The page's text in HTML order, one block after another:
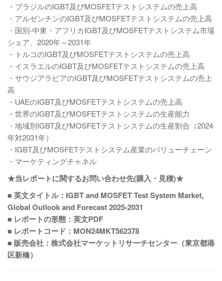
・ブラジルのIGBT及びMOSFETテストシステムの売上高
・アルゼンチンのIGBT及びMOSFETテストシステムの売上高
・国別-中東・アフリカIGBT及びMOSFETテストシステム市場
シェア、2020年～2031年
・トルコのIGBT及びMOSFETテストシステムの売上高
・イスラエルのIGBT及びMOSFETテストシステムの売上高
・サウジアラビアのIGBT及びMOSFETテストシステムの売上
高
・UAEのIGBT及びMOSFETテストシステムの売上高
・世界のIGBT及びMOSFETテストシステムの生産能力
・地域別IGBT及びMOSFETテストシステムの生産割合（2024
年対2031年）
・IGBT及びMOSFETテストシステム産業のバリューチェーン
・マーケティングチャネル
★当レポートに関するお問い合わせ先(購入・見積)★
■ 英文タイトル：IGBT and MOSFET Test System Market,
Global Outlook and Forecast 2025-2031
■ レポートの形態：英文PDF
■ レポートコード：MON24MKT562378
■ 販売会社：株式会社マーケットリサーチセンター（東京都港
区新橋）